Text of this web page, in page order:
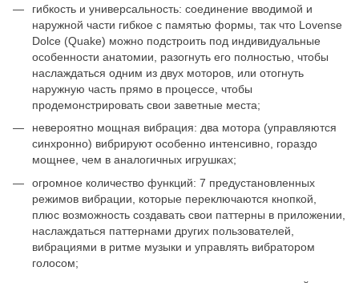
гибкость и универсальность: соединение вводимой и
наружной части гибкое с памятью формы, так что Lovense
Dolce (Quake) можно подстроить под индивидуальные
особенности анатомии, разогнуть его полностью, чтобы
наслаждаться одним из двух моторов, или отогнуть
наружную часть прямо в процессе, чтобы
продемонстрировать свои заветные места;
невероятно мощная вибрация: два мотора (управляются
синхронно) вибрируют особенно интенсивно, гораздо
мощнее, чем в аналогичных игрушках;
огромное количество функций: 7 предустановленных
режимов вибрации, которые переключаются кнопкой,
плюс возможность создавать свои паттерны в приложении,
наслаждаться паттернами других пользователей,
вибрациями в ритме музыки и управлять вибратором
голосом;